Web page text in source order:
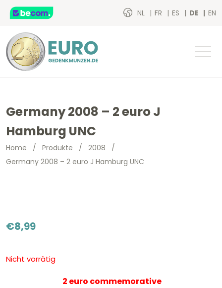
NL FR ES DE EN
Germany 2008 – 2 euro J
Hamburg UNC
Home / Produkte / 2008 /
Germany 2008 – 2 euro J Hamburg UNC
€8,99
Nicht vorrätig
2 euro commemorative